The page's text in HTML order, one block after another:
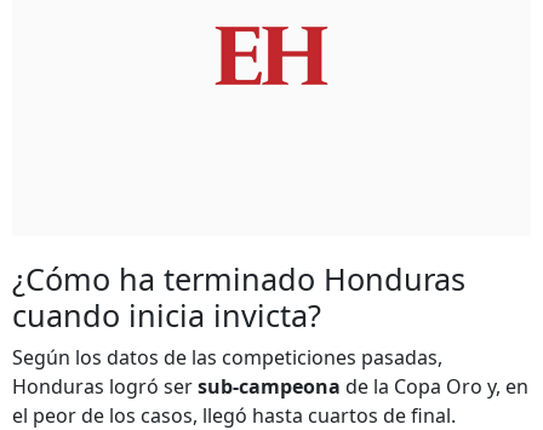
¿Cómo ha terminado Honduras
cuando inicia invicta?
Según los datos de las competiciones pasadas,
Honduras logró sersub-campeona de la Copa Oro y, en
el peor de los casos, llegó hasta cuartos de final.